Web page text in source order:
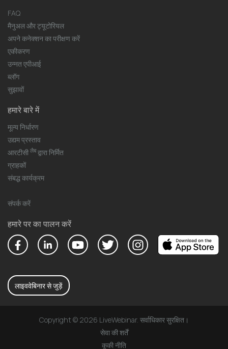
FAQ
मैनुअल और ट्यूटोरियल
अपने कनेक्शन का परीक्षण करें
एकीकरण
उन्नत एपीआई
ब्लॉग
सुझावों
हमारे बारे में
मूल्य निर्धारण
उद्यम प्रस्ताव
आरटीसी लैबद्वारा निर्मित
ग्राहकों
संबद्ध कार्यक्रम
संपर्क करें
हमारे पर का पालन करें
लाइववेबिनार से जुड़ें
Copyright © 2026 LiveWebinar. सर्वाधिकार सुरक्षित।
सेवा की शर्तें
कूकी नीति